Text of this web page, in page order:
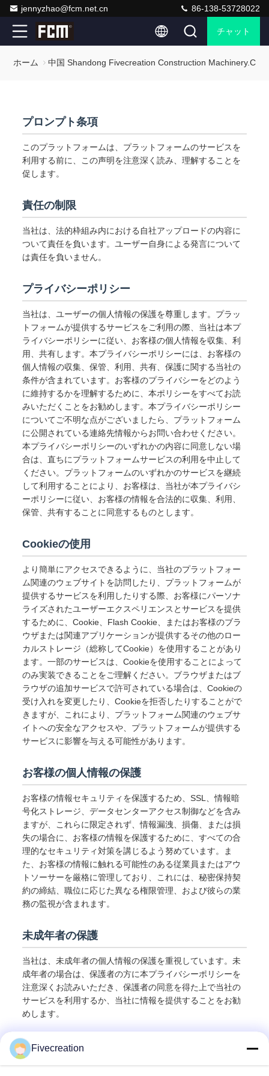
jennyzhao@fcm.net.cn 86-138-53728022
チャット
ホーム 中国 Shandong Fivecreation Construction Machinery.Co.,
プロンプト条項
このプラットフォームは、プラットフォームのサービスを
利用する前に、この声明を注意深く読み、理解することを
促します。
責任の制限
当社は、法的枠組み内における自社アップロードの内容に
ついて責任を負います。ユーザー自身による発言について
は責任を負いません。
プライバシーポリシー
当社は、ユーザーの個人情報の保護を尊重します。プラッ
トフォームが提供するサービスをご利用の際、当社は本プ
ライバシーポリシーに従い、お客様の個人情報を収集、利
用、共有します。本プライバシーポリシーには、お客様の
個人情報の収集、保管、利用、共有、保護に関する当社の
条件が含まれています。お客様のプライバシーをどのよう
に維持するかを理解するために、本ポリシーをすべてお読
みいただくことをお勧めします。本プライバシーポリシー
についてご不明な点がございましたら、プラットフォーム
に公開されている連絡先情報からお問い合わせください。
本プライバシーポリシーのいずれかの内容に同意しない場
合は、直ちにプラットフォームサービスの利用を中止して
ください。プラットフォームのいずれかのサービスを継続
して利用することにより、お客様は、当社が本プライバシ
ーポリシーに従い、お客様の情報を合法的に収集、利用、
保管、共有することに同意するものとします。
Cookieの使用
より簡単にアクセスできるように、当社のプラットフォー
ム関連のウェブサイトを訪問したり、プラットフォームが
提供するサービスを利用したりする際、お客様にパーソナ
ライズされたユーザーエクスペリエンスとサービスを提供
するために、Cookie、Flash Cookie、またはお客様のブラ
ウザまたは関連アプリケーションが提供するその他のロー
カルストレージ（総称してCookie）を使用することがあり
ます。一部のサービスは、Cookieを使用することによって
のみ実装できることをご理解ください。ブラウザまたはブ
ラウザの追加サービスで許可されている場合は、Cookieの
受け入れを変更したり、Cookieを拒否したりすることがで
きますが、これにより、プラットフォーム関連のウェブサ
イトへの安全なアクセスや、プラットフォームが提供する
サービスに影響を与える可能性があります。
お客様の個人情報の保護
お客様の情報セキュリティを保護するため、SSL、情報暗
号化ストレージ、データセンターアクセス制御などを含み
ますが、これらに限定されず、情報漏洩、損傷、または損
失の場合に、お客様の情報を保護するために、すべての合
理的なセキュリティ対策を講じるよう努めています。ま
た、お客様の情報に触れる可能性のある従業員またはアウ
トソーサーを厳格に管理しており、これには、秘密保持契
約の締結、職位に応じた異なる権限管理、および彼らの業
務の監視が含まれます。
未成年者の保護
当社は、未成年者の個人情報の保護を重視しています。未
成年者の場合は、保護者の方に本プライバシーポリシーを
注意深くお読みいただき、保護者の同意を得た上で当社の
サービスを利用するか、当社に情報を提供することをお勧
めします。
Fivecreation